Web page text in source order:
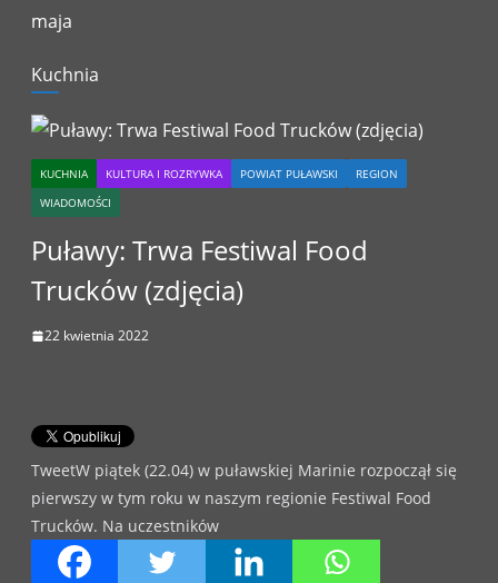
Kuchnia
KUCHNIA KULTURA I ROZRYWKA POWIAT PUŁAWSKI
REGION
WIADOMOŚCI
Puławy: Trwa Festiwal Food
Trucków (zdjęcia)
22 kwietnia 2022
TweetW piątek (22.04) w puławskiej Marinie rozpoczął się
pierwszy w tym roku w naszym regionie Festiwal Food
Trucków. Na uczestników